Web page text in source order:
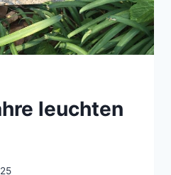
leuchten